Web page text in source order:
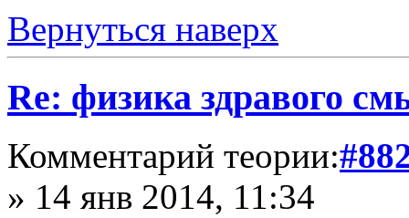
Вернуться наверх
Re: физика здравого
Комментарий теории:
» 14 янв 2014, 11:34